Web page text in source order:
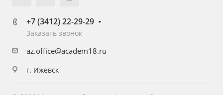
+7 (3412) 22-29-29
Заказать звонок
az.office@academ18.ru
г. Ижевск